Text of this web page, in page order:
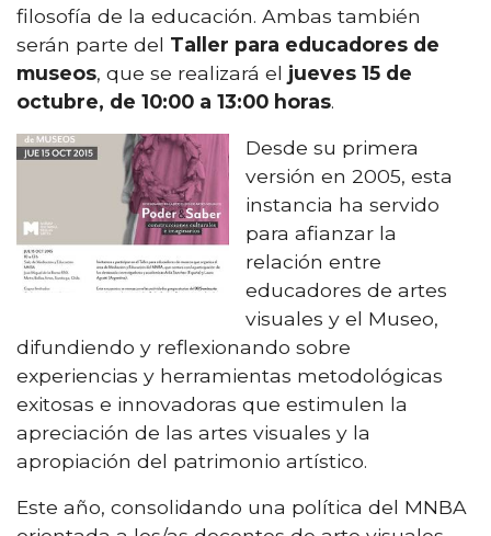
filosofía de la educación. Ambas también
serán parte del Taller para educadores de
museos, que se realizará el jueves 15 de
octubre, de 10:00 a 13:00 horas.
Desde su primera
versión en 2005, esta
instancia ha servido
para afianzar la
relación entre
educadores de artes
visuales y el Museo,
difundiendo y reflexionando sobre
experiencias y herramientas metodológicas
exitosas e innovadoras que estimulen la
apreciación de las artes visuales y la
apropiación del patrimonio artístico.
Este año, consolidando una política del MNBA